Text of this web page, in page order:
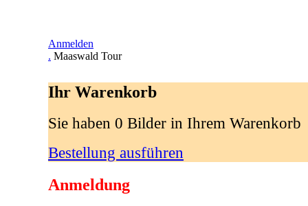
Anmelden
. Maaswald Tour
Ihr Warenkorb
Sie haben 0 Bilder in Ihrem Warenkorb
Bestellung ausführen
Anmeldung